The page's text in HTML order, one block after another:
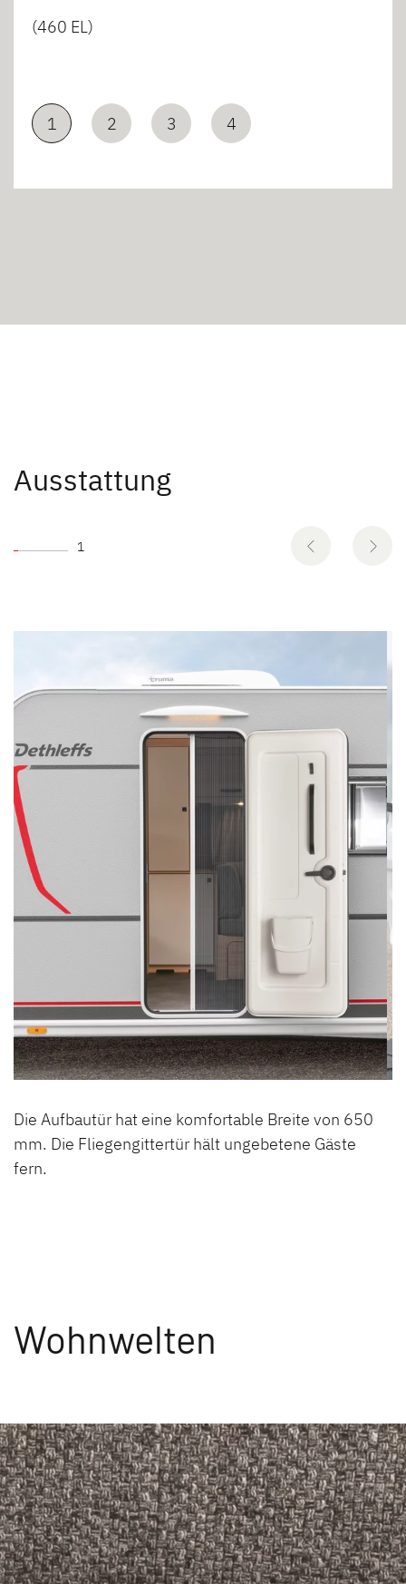
(460 EL)
1 2 3 4
Ausstattung
1
Die Aufbautür hat eine komfortable Breite von 650
mm. Die Fliegengittertür hält ungebetene Gäste
fern.
Wohnwelten